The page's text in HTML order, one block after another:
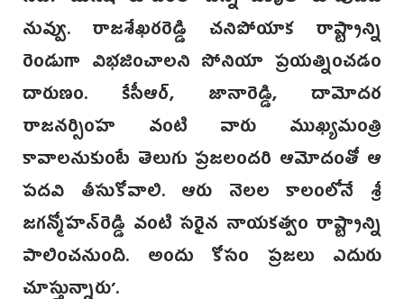
నువ్వు. రాజశేఖరరెడ్డి చనిపోయాక రాష్ట్రాన్ని
రెండుగా విభజించాలని సోనియా ప్రయత్నించడం
దారుణం. కేసీఆర్, జానారెడ్డి, దామోదర
రాజనర్సింహ వంటి వారు ముఖ్యమంత్రి
కావాలనుకుంటే తెలుగు ప్రజలందరి ఆమోదంతో ఆ
పదవి తీసుకోవాలి. ఆరు నెలల కాలంలోనే శ్రీ
జగన్మోహన్‌రెడ్డి వంటి సరైన నాయకత్వం రాష్ట్రాన్ని
పాలించనుంది. అందు కోసం ప్రజలు ఎదురు
చూస్తున్నారు’.